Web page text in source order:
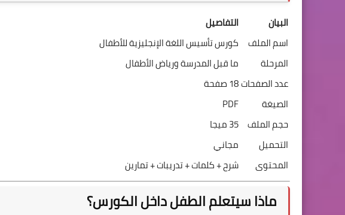
البيان
التفاصيل
اسم الملف كورس تأسيس اللغة الإنجليزية للأطفال
المرحلة
ما قبل المدرسة ورياض الأطفال
عدد الصفحات18 صفحة
الصيغة
PDF
حجم الملف 35 ميجا
التحميل
مجاني
المحتوى
شرح + كلمات + تدريبات + تمارين
ماذا سيتعلم الطفل داخل الكورس؟